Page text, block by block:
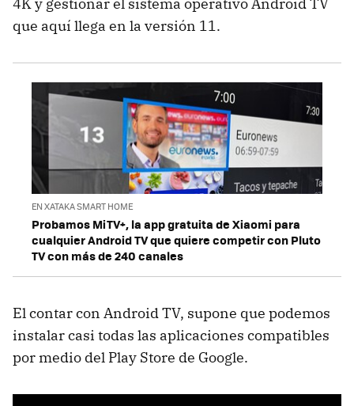
4K y gestionar el sistema operativo Android TV
que aquí llega en la versión 11.
EN XATAKA SMART HOME
Probamos MiTV+, la app gratuita de Xiaomi para
cualquier Android TV que quiere competir con Pluto
TV con más de 240 canales
El contar con Android TV, supone que podemos
instalar casi todas las aplicaciones compatibles
por medio del Play Store de Google.